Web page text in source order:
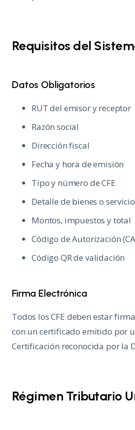
Requisitos del
Datos Obligatorios
RUT del emisor y receptor
Razón social
Dirección fiscal
Fecha y hora de emisión
Tipo y número de CFE
Detalle de bienes o
Montos, impuestos y total
Código de Autorización
Código QR de validación
Firma Electrónica
Todos los CFE deben estar
con un certificado emitido por
Certificación reconocida por la
Régimen Tributario